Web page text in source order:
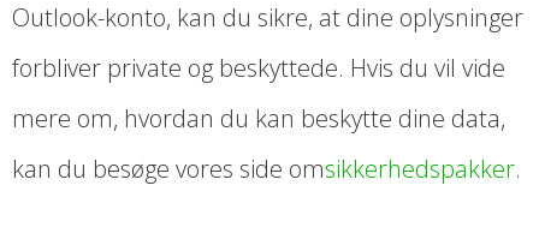
Outlook-konto, kan du sikre, at dine oplysninger
forbliver private og beskyttede. Hvis du vil vide
mere om, hvordan du kan beskytte dine data,
kan du besøge vores side omsikkerhedspakker.